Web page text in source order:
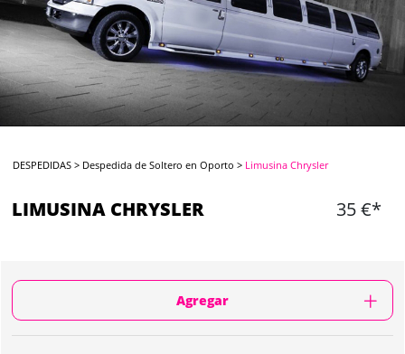
DESPEDIDAS > Despedida de Soltero en Oporto > Limusina Chrysler
LIMUSINA CHRYSLER 35 €*
Agregar